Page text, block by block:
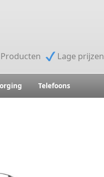
Lage prijzen
Telefoons